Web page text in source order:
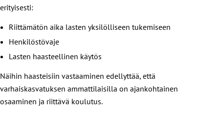
erityisesti:
Riittämätön aika lasten yksilölliseen tukemiseen
Henkilöstövaje
Lasten haasteellinen käytös
Näihin haasteisiin vastaaminen edellyttää, että
varhaiskasvatuksen ammattilaisilla on ajankohtainen
osaaminen ja riittävä koulutus.